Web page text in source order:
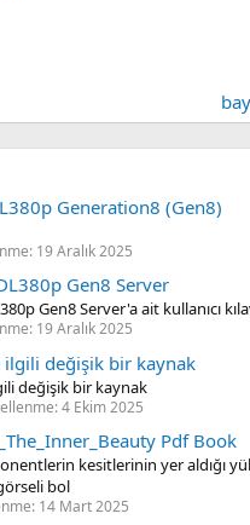
Generation8 (Gen8)
19 Aralık 2025
Gen8 Server
Gen8 Server'a ait kullanıcı
19 Aralık 2025
ilgili değişik bir kaynak
değişik bir kaynak
4 Ekim 2025
Pdf Book
kesitlerinin yer aldığı
bol
14 Mart 2025